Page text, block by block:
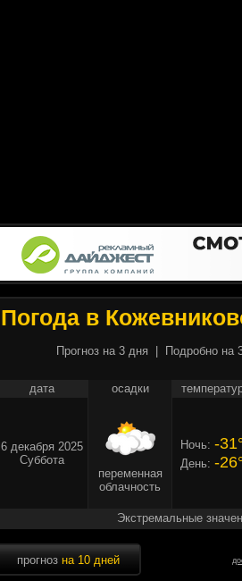
Погода в
Прогноз на 3 дня Подробно на
дата осадки
6 декабря 2025
Суббота
переменная
облачность
Ночь: -
День: -
Экстремальные
прогноз на 10 дней